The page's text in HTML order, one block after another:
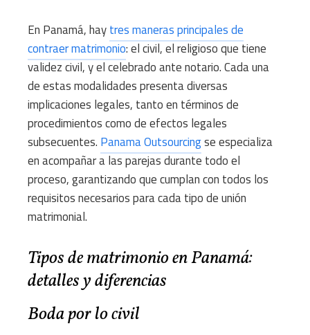
En Panamá, haytres maneras principales de
contraer matrimonio: el civil, el religioso que tiene
validez civil, y el celebrado ante notario. Cada una
de estas modalidades presenta diversas
implicaciones legales, tanto en términos de
procedimientos como de efectos legales
subsecuentes. Panama Outsourcingse especializa
en acompañar a las parejas durante todo el
proceso, garantizando que cumplan con todos los
requisitos necesarios para cada tipo de unión
matrimonial.
Tipos de matrimonio en Panamá:
detalles y diferencias
Boda por lo civil